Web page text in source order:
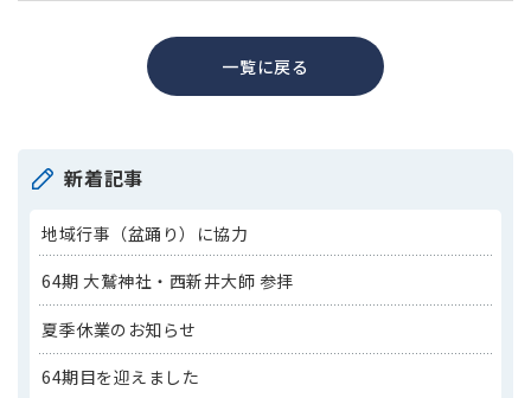
一覧に戻る
新着記事
地域行事（盆踊り）に協力
64期 大鷲神社・西新井大師 参拝
夏季休業のお知らせ
64期目を迎えました